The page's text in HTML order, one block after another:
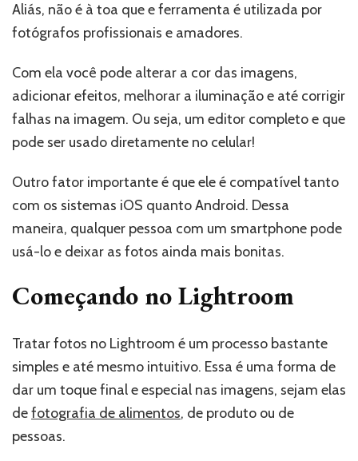
Aliás, não é à toa que e ferramenta é utilizada por
fotógrafos profissionais e amadores.
Com ela você pode alterar a cor das imagens,
adicionar efeitos, melhorar a iluminação e até corrigir
falhas na imagem. Ou seja, um editor completo e que
pode ser usado diretamente no celular!
Outro fator importante é que ele é compatível tanto
com os sistemas iOS quanto Android. Dessa
maneira, qualquer pessoa com um smartphone pode
usá-lo e deixar as fotos ainda mais bonitas.
Começando no Lightroom
Tratar fotos no Lightroom é um processo bastante
simples e até mesmo intuitivo. Essa é uma forma de
dar um toque final e especial nas imagens, sejam elas
defotografia de alimentos, de produto ou de
pessoas.